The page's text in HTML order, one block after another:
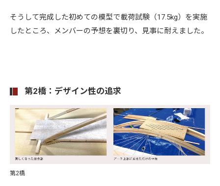
そうして完成した初めての模型で載荷試験（17.5kg）を実施
したところ、メンバーの予想を裏切り、見事に耐えました。
第2橋：デザイン性の追求
第2橋